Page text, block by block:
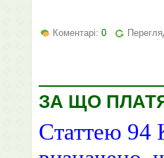
Коментарі: 0
ЗА ЩО
Статтею 94